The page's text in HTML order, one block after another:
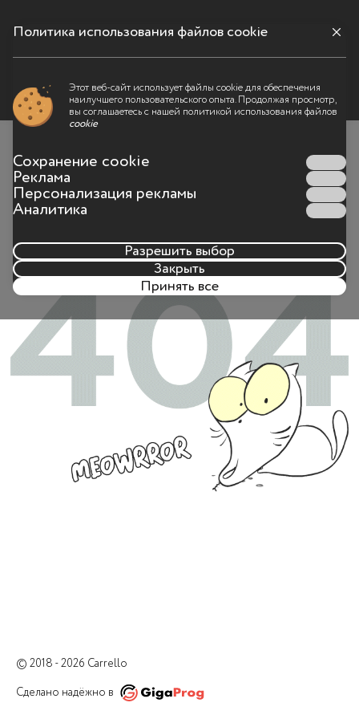
Меню
Что-то пошло не так
адрес страницы был набран неправильно
© 2018 - 2026 Carrello
Сделано надёжно в
Политика использования файлов cookie
Этот веб-сайт использует файлы cookie для обеспечения
наилучшего пользовательского опыта. Продолжая просмотр,
вы соглашаетесь с нашей политикой использования файлов
cookie
Сохранение cookie
Реклама
Персонализация рекламы
Аналитика
Разрешить выбор
Закрыть
Принять все